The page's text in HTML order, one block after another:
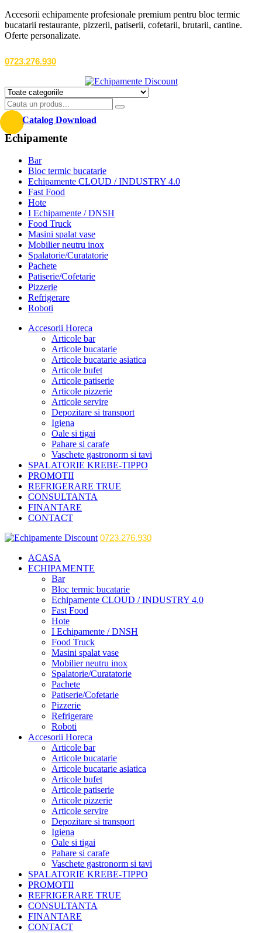
Accesorii echipamente profesionale premium pentru bloc termic
bucatarii restaurante, pizzerii, patiserii, cofetarii, brutarii, cantine.
Oferte personalizate.
0723.276.930
Catalog Download
Echipamente
Bar
Bloc termic bucatarie
Echipamente CLOUD / INDUSTRY 4.0
Fast Food
Hote
I Echipamente / DNSH
Food Truck
Masini spalat vase
Mobilier neutru inox
Spalatorie/Curatatorie
Pachete
Patiserie/Cofetarie
Pizzerie
Refrigerare
Roboti
Accesorii Horeca
Articole bar
Articole bucatarie
Articole bucatarie asiatica
Articole bufet
Articole patiserie
Articole pizzerie
Articole servire
Depozitare si transport
Igiena
Oale si tigai
Pahare si carafe
Vaschete gastronorm si tavi
SPALATORIE KREBE-TIPPO
PROMOTII
REFRIGERARE TRUE
CONSULTANTA
FINANTARE
CONTACT
0723.276.930
ACASA
ECHIPAMENTE
Bar
Bloc termic bucatarie
Echipamente CLOUD / INDUSTRY 4.0
Fast Food
Hote
I Echipamente / DNSH
Food Truck
Masini spalat vase
Mobilier neutru inox
Spalatorie/Curatatorie
Pachete
Patiserie/Cofetarie
Pizzerie
Refrigerare
Roboti
Accesorii Horeca
Articole bar
Articole bucatarie
Articole bucatarie asiatica
Articole bufet
Articole patiserie
Articole pizzerie
Articole servire
Depozitare si transport
Igiena
Oale si tigai
Pahare si carafe
Vaschete gastronorm si tavi
SPALATORIE KREBE-TIPPO
PROMOTII
REFRIGERARE TRUE
CONSULTANTA
FINANTARE
CONTACT